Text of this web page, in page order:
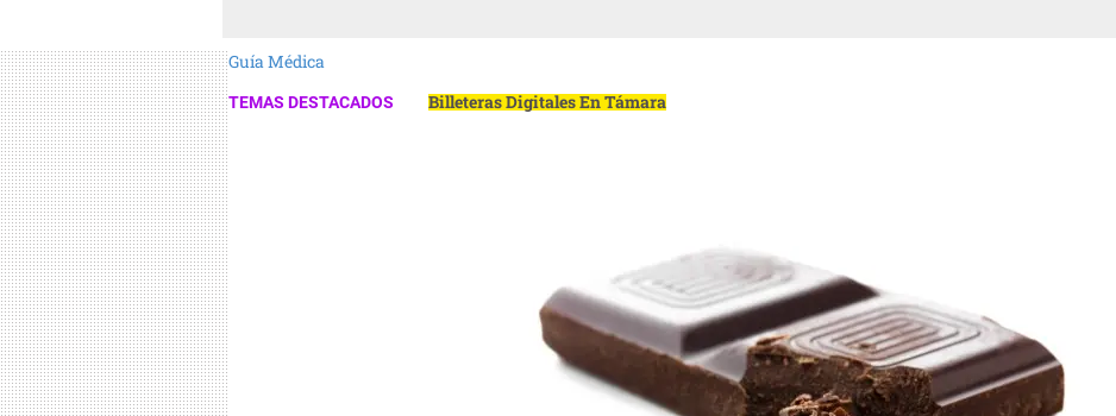
Guía Médica
TEMAS DESTACADOS Billeteras Digitales En Támara